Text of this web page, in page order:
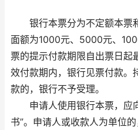
银行本票分为不定额本票
面额为1000元、5000元、
票的提示付款期限自出票日起
效付款期内，银行见票付款。
款的，银行不予受理。
申请人使用银行本票，应
书”。申请人或收款人为单位